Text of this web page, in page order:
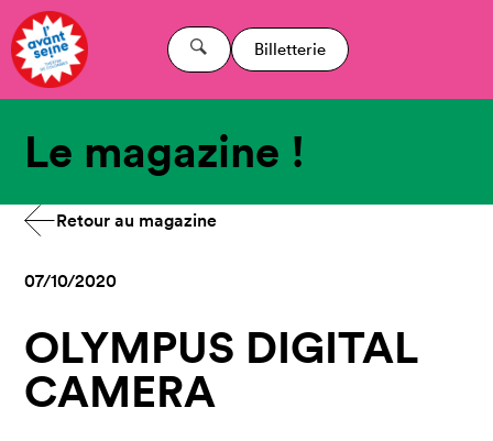
Billetterie
Le magazine !
Retour au magazine
07/10/2020
OLYMPUS DIGITAL
CAMERA